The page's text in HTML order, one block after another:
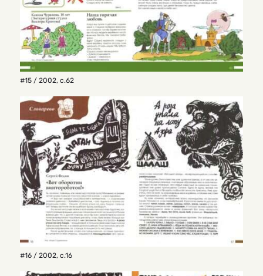
#15 / 2002, с.62
#16 / 2002, с.16